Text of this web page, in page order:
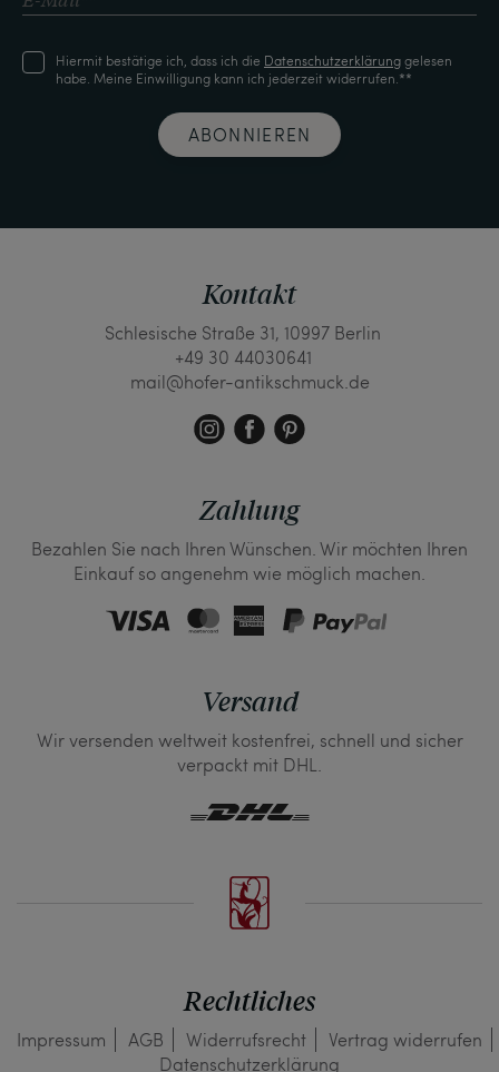
Hiermit bestätige ich, dass ich die Daten­schutz­erklärunggelesen
habe. Meine Einwilligung kann ich jederzeit widerrufen.**
ABONNIEREN
Kontakt
Schlesische Straße 31, 10997 Berlin
+49 30 44030641
mail@hofer-antikschmuck.de
Zahlung
Bezahlen Sie nach Ihren Wünschen. Wir möchten Ihren
Einkauf so angenehm wie möglich machen.
Versand
Wir versenden weltweit kostenfrei, schnell und sicher
verpackt mit DHL.
Rechtliches
Impressum AGB Widerrufs­recht
Vertrag widerrufen
Daten­schutz­erklärung